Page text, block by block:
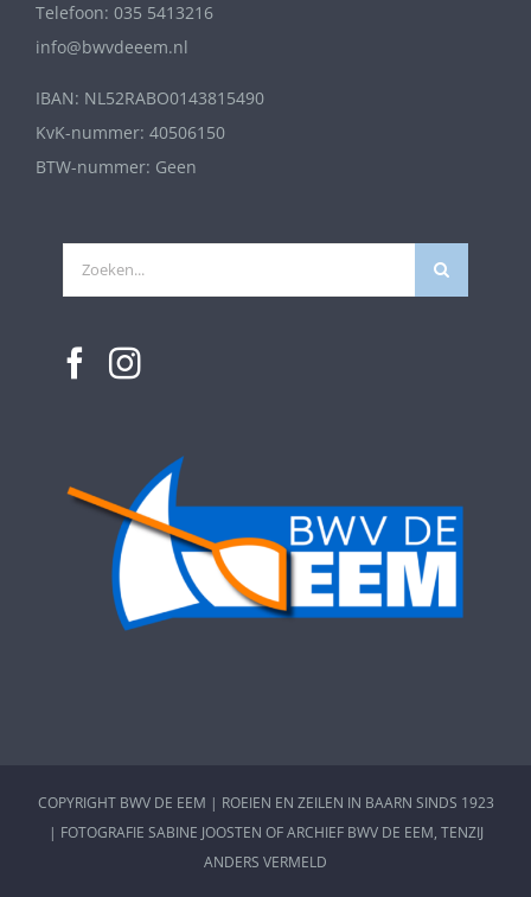
Telefoon: 035 5413216
info@bwvdeeem.nl
IBAN: NL52RABO0143815490
KvK-nummer: 40506150
BTW-nummer: Geen
Zoeken
naar:
COPYRIGHT BWV DE EEM | ROEIEN EN ZEILEN IN BAARN SINDS 1923
| FOTOGRAFIE SABINE JOOSTEN OF ARCHIEF BWV DE EEM, TENZIJ
ANDERS VERMELD